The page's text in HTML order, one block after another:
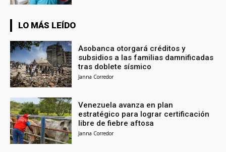
LO MÁS LEÍDO
Asobanca otorgará créditos y
subsidios a las familias damnificadas
tras doblete sísmico
Janna Corredor
Venezuela avanza en plan
estratégico para lograr certificación
libre de fiebre aftosa
Janna Corredor